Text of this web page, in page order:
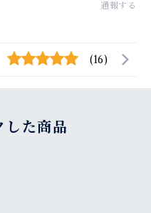
通報する
(16)
した商品